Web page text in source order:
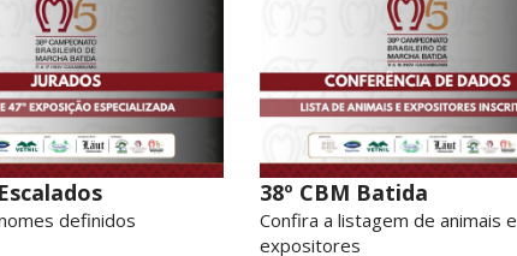
definidos
38º CBM Batida
Confira a listagem de animais e
expositores